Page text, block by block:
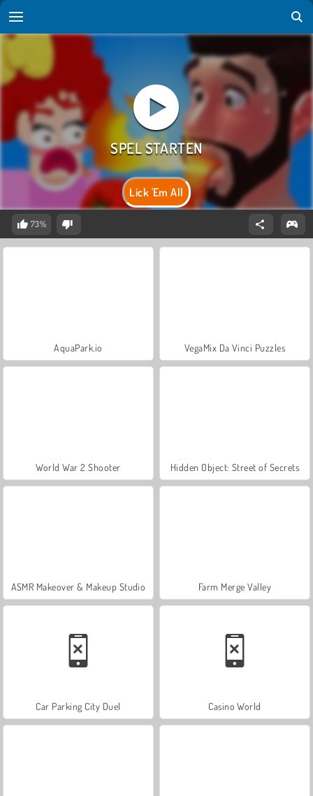
Lick 'Em All
73%
AquaPark.io VegaMix Da Vinci Puzzles
World War 2 Shooter Hidden Object: Street of Secrets
ASMR Makeover & Makeup Studio Farm Merge Valley
Car Parking City Duel Casino World